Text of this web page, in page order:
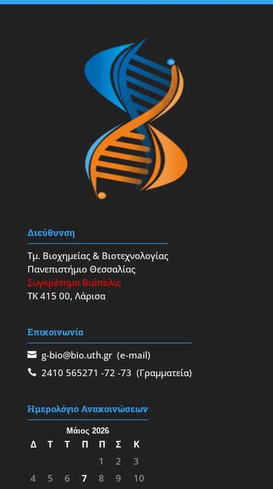
Διεύθυνση
Τμ. Βιοχημείας & Βιοτεχνολογίας
Πανεπιστήμιο Θεσσαλίας
Συγκρότημα Βιόπολις
ΤΚ 415 00, Λάρισα
Επικοινωνία
g-bio@bio.uth.gr(e-mail)
2410 565271 -72 -73 (Γραμματεία)
Ημερολόγιο Ανακοινώσεων
Μάιος 2026
Δ Τ Τ Π Π Σ
Κ
1
2
3
4
5 6 7 8 9 10